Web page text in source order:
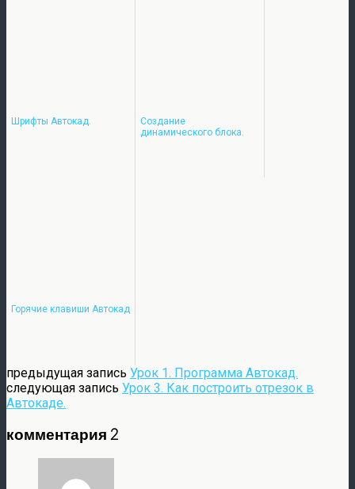
Шрифты Автокад.
Создание
динамического блока.
Горячие клавиши Автокад
предыдущая запись Урок 1. Программа Автокад.
следующая запись Урок 3. Как построить отрезок в
Автокаде.
комментария 2